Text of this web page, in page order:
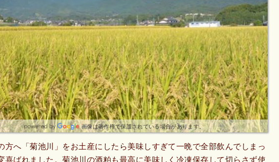
画像は著作権で保護されている場合があります。
方へ「菊池川」をお土産にしたら美味しすぎて一晩で全部飲んでしまっ
喜ばれました。菊池川の酒粕も最高に美味しく冷凍保存して切らさず使